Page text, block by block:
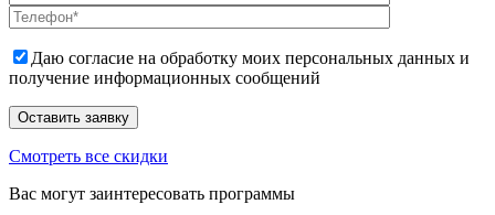
Даю согласие на обработку моих персональных данных и
получение информационных сообщений
Смотреть все скидки
Вас могут заинтересовать программы